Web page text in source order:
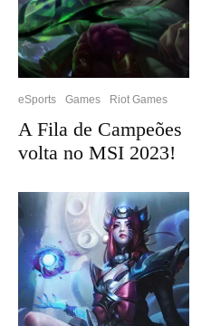
eSports Games Riot Games
A Fila de Campeões
volta no MSI 2023!